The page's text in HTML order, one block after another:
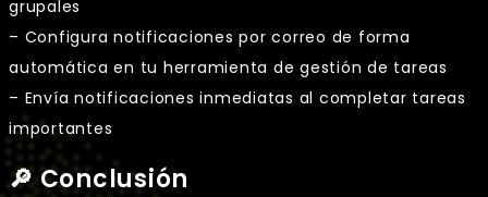
grupales
– Configura notificaciones por correo de forma
automática en tu herramienta de gestión de tareas
– Envía notificaciones inmediatas al completar tareas
importantes
🔎 Conclusión